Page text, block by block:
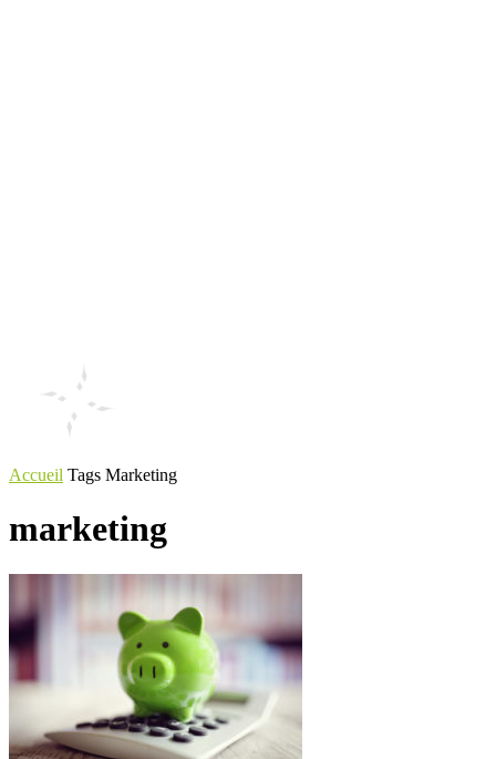
Accueil Tags Marketing
marketing